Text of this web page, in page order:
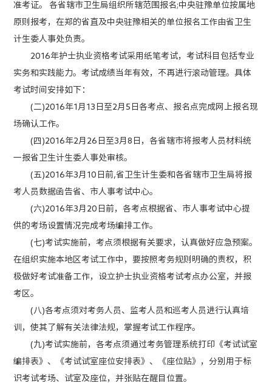
准考证。 各省辖市卫生局组织所辖范围报名;中央驻豫单位按属地
原则报考，在郑的省直及中央驻豫相关的单位报名工作由省卫生
计生委人事处负责。
2016年护士执业资格考试采用纸笔考试，考试科目包括专业
实务和实践能力。考试成绩当年有效，不再进行滚动管理。具体
考试时间安排如下：
(二)2016年1月13日至2月5日各考点、报名点完成网上报名现
场确认工作。
(四)2016年2月26日至3月8日，各省辖市将报考人员材料统
一报省卫生计生委人事处审核。
(五)2016年3月10日前,省卫生计生委和各省辖市卫生局将报
考人员数据函告省、市人事考试中心。
(六)2016年3月20日前，各考点根据省、市人事考试中心提
供的考场设置情况完成考场编排工作。
(七)考试实施前，考点须根据有关要求，认真做好应急预案。
在组织实施本地区考试工作中，要按照考务规则明确的责权，积
极做好考试准备工作，设立护士执业资格考试考点办公室，并报
考区。
(八)各考点须对考务人员、监考人员和巡考人员进行认真培
训，使其了解有关法律法规，掌握考试工作程序。
(九)考试实施前，各考点须通过考务管理系统打印《考试试室
编排表》、《考试试室座位安排表》、《座位贴》，分别用于标
识考试考场、试室及座位，并张贴在醒目位置。